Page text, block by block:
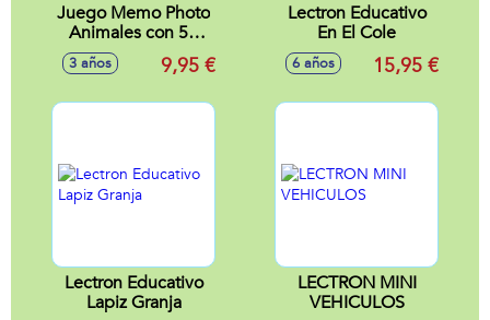
Juego Memo Photo
Animales con 54
fichas
3 años 9,95 €
Lectron Educativo
En El Cole
6 años 15,95 €
Lectron Educativo
Lapiz Granja
LECTRON MINI
VEHICULOS